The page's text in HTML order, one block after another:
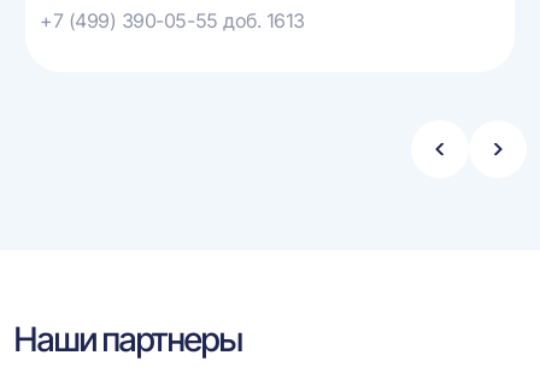
+7 (499) 390-05-55 доб. 1613
Стрелка
Наши партнеры